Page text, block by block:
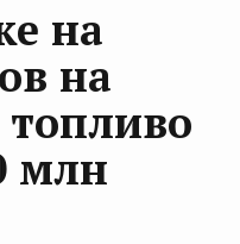
на
на
топливо
млн